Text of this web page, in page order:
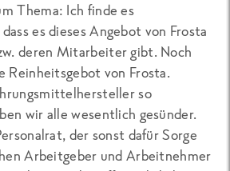
Thema: Ich finde es
es dieses Angebot von Frosta
deren Mitarbeiter gibt. Noch
Reinheitsgebot von Frosta.
so
wir alle wesentlich gesünder.
der sonst dafür Sorge
Arbeitgeber und Arbeitnehmer